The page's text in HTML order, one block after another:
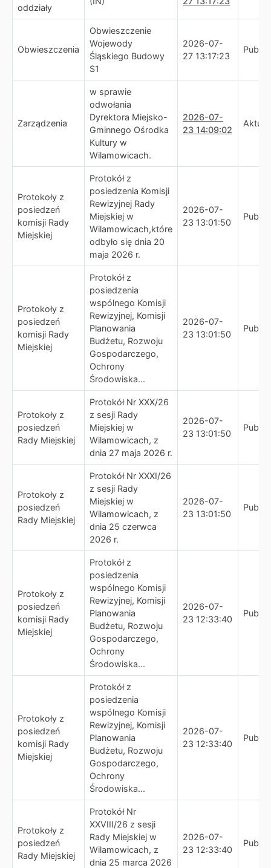
oddziały
Obwieszczenia
Obwieszczenie
Wojewody
Śląskiego Budowy
S1
2026-07-
27 13:17:23
Zarządzenia
w sprawie
odwołania
Dyrektora Miejsko-
Gminnego Ośrodka
Kultury w
Wilamowicach.
2026-07-
23 14:09:02
Protokoły z
posiedzeń
komisji Rady
Miejskiej
Protokół z
posiedzenia Komisji
Rewizyjnej Rady
Miejskiej w
Wilamowicach,które
odbyło się dnia 20
maja 2026 r.
2026-07-
23 13:01:50
Protokoły z
posiedzeń
komisji Rady
Miejskiej
Protokół z
posiedzenia
wspólnego Komisji
Rewizyjnej, Komisji
Planowania
Budżetu, Rozwoju
Gospodarczego,
Ochrony
Środowiska...
2026-07-
23 13:01:50
Protokoły z
posiedzeń
Rady Miejskiej
Protokół Nr XXX/26
z sesji Rady
Miejskiej w
Wilamowicach, z
dnia 27 maja 2026 r.
2026-07-
23 13:01:50
Protokoły z
posiedzeń
Rady Miejskiej
Protokół Nr XXXI/26
z sesji Rady
Miejskiej w
Wilamowicach, z
dnia 25 czerwca
2026 r.
2026-07-
23 13:01:50
Protokoły z
posiedzeń
komisji Rady
Miejskiej
Protokół z
posiedzenia
wspólnego Komisji
Rewizyjnej, Komisji
Planowania
Budżetu, Rozwoju
Gospodarczego,
Ochrony
Środowiska...
2026-07-
23 12:33:40
Protokoły z
posiedzeń
komisji Rady
Miejskiej
Protokół z
posiedzenia
wspólnego Komisji
Rewizyjnej, Komisji
Planowania
Budżetu, Rozwoju
Gospodarczego,
Ochrony
Środowiska...
2026-07-
23 12:33:40
Protokoły z
posiedzeń
Rady Miejskiej
Protokół Nr
XXVIII/26 z sesji
Rady Miejskiej w
Wilamowicach, z
dnia 25 marca 2026
2026-07-
23 12:33:40